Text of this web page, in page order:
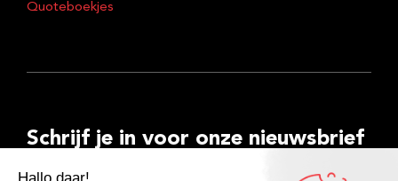
Quoteboekjes
Schrijf je in voor onze nieuwsbrief